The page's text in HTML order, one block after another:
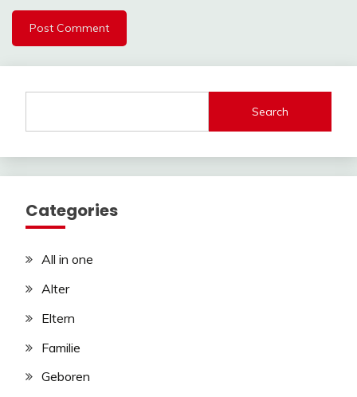
Search
Categories
All in one
Alter
Eltern
Familie
Geboren